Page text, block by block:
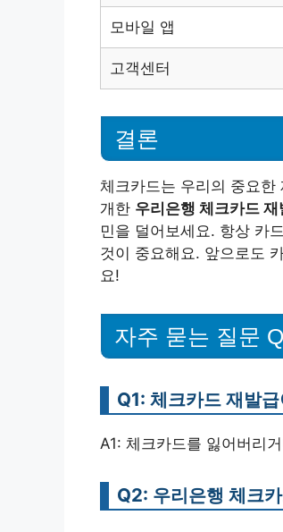
모바일 앱
고객센터
결론
체크카드는 우리의 중요
개한 우리은행 체크카드
민을 덜어보세요. 항상 카
것이 중요해요. 앞으로도
요!
자주 묻는 질문
Q1: 체크카드 재발
A1: 체크카드를 잃어버리
Q2: 우리은행 체크